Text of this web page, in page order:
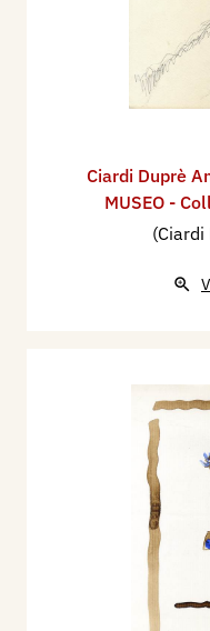
Ciardi Duprè
MUSEO -